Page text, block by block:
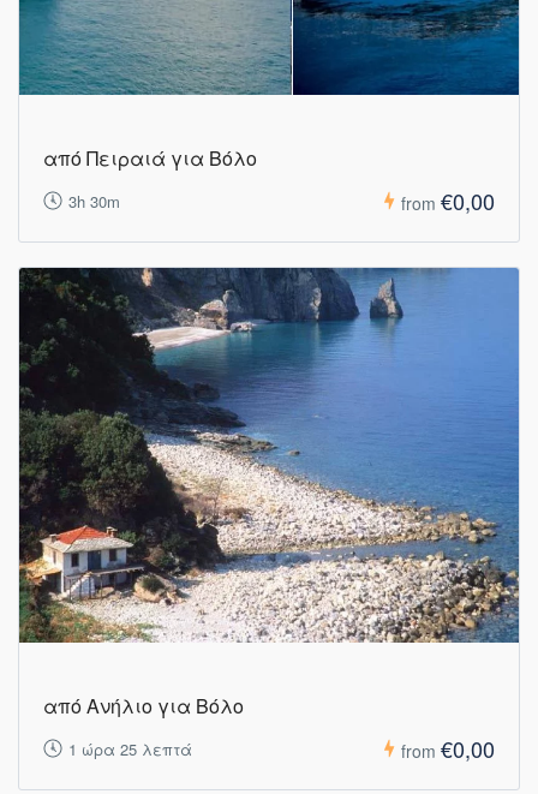
από Πειραιά για Βόλο
3h 30m from €0,00
από Ανήλιο για Βόλο
1 ώρα 25 λεπτά from €0,00